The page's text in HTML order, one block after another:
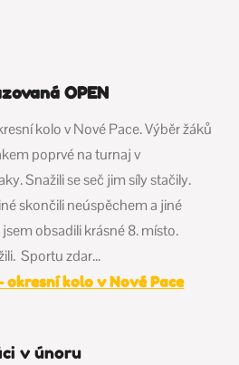
OPEN
kolo v Nové Pace.Výběr žáků
poprvé na turnaj v
Snažili se seč jim síly stačily.
skončili neúspěchema jiné
obsadili krásné 8. místo.
Sportu zdar…
okresní kolo v Nové Pace
v únoru